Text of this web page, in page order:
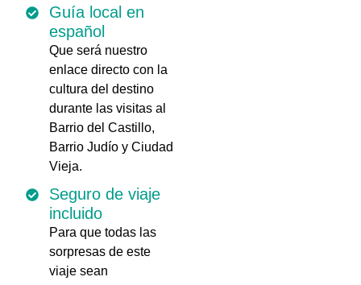
Guía local en
español
Que será nuestro
enlace directo con la
cultura del destino
durante las visitas al
Barrio del Castillo,
Barrio Judío y Ciudad
Vieja.
Seguro de viaje
incluido
Para que todas las
sorpresas de este
viaje sean